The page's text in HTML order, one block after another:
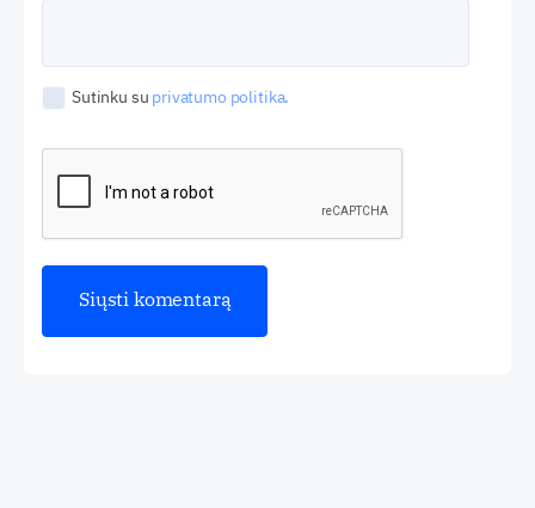
Sutinku su privatumo politika.